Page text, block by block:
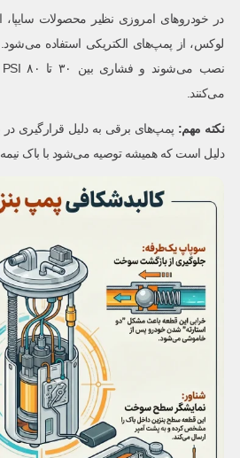
در خودروهای امروزی نظیر محصولات سایپا،
لوکس، از پمپ‌های الکتریکی استفاده
می‌کنند.
نکته مهم: پمپ‌های برقی به دلیل قرارگیری در
دلیل است که همیشه توصیه می‌شود با باک